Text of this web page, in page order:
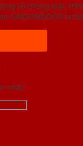
về chủng loại,
SAIGONDOOR là
nhất